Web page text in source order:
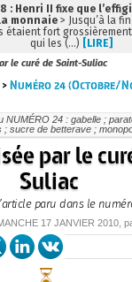
le curé de Saint-Suliac
>Numéro 24 (Octobre/
NUMÉRO 24 : gabelle ;
; sucre de betterave ;
par le
Suliac
paru dans le
17 JANVIER 2010 ,
: Henri II fixe que
monnaie > Jusqu’à la
étaient fort
qui les (…) [LIRE]